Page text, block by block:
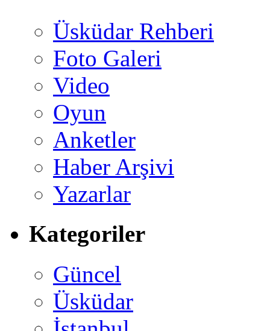
Üsküdar Rehberi
Foto Galeri
Video
Oyun
Anketler
Haber Arşivi
Yazarlar
Kategoriler
Güncel
Üsküdar